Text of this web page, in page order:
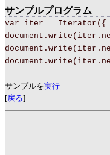
サンプルプログラム
var iter =
サンプルを実行
[戻る]